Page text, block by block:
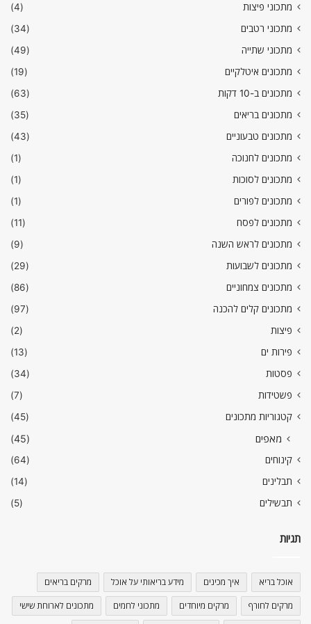
מתכוני פיצות
(4)
מתכוני רטבים
(34)
מתכוני שתייה
(49)
מתכונים איטלקיים
(19)
מתכונים ב-10 דקות
(63)
מתכונים בריאים
(35)
מתכונים טבעוניים
(43)
מתכונים לחנוכה
(1)
מתכונים לסוכות
(1)
מתכונים לפורים
(1)
מתכונים לפסח
(11)
מתכונים לראש השנה
(9)
מתכונים לשבועות
(29)
מתכונים צמחוניים
(86)
מתכונים קלים להכנה
(97)
פיצות
(2)
פירות ים
(13)
פסטות
(34)
פשטידות
(7)
קטגוריות מתכונים
(45)
מאפים (45)
קינוחים
(64)
תבלינים
(14)
תבשילים
(5)
תגיות
אוכל בריא איך מכינים מידע בריאותי על אוכל מרקים בריאים
מרקים לחורף מרקים מיוחדים מתכוני לחמים מתכונים לארוחת שישי